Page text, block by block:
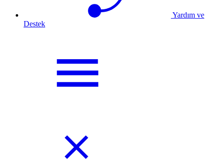
Yardım ve
Destek